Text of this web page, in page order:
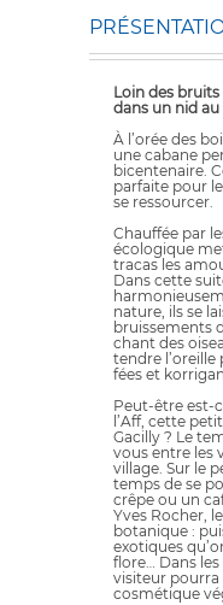
Loin des
dans un nid
À l’orée des
une cabane
bicentenaire.
parfaite pour
se ressourcer.
Chauffée par
écologique
tracas les
Dans cette
nature, ils se
bruissements
chant des
tendre
fées et
Peut-être est-
l’Aff, cette
Gacilly ? Le
vous entre les
village. Sur le
temps de se
crêpe ou un
Yves Rocher,
botanique :
exotiques
flore… Dans les
visiteur pourra
cosmétique